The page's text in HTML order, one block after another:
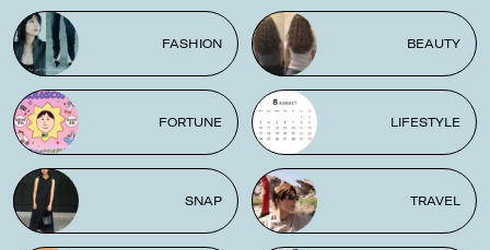
FASHION BEAUTY
FORTUNE LIFESTYLE
SNAP TRAVEL